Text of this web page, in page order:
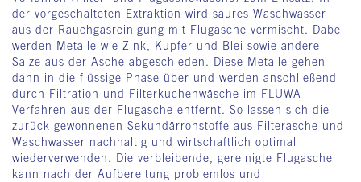
der vorgeschalteten Extraktion wird saures Waschwasser
aus der Rauchgasreinigung mit Flugasche vermischt. Dabei
werden Metalle wie Zink, Kupfer und Blei sowie andere
Salze aus der Asche abgeschieden. Diese Metalle gehen
dann in die flüssige Phase über und werden anschließend
durch Filtration und Filterkuchenwäsche im FLUWA-
Verfahren aus der Flugasche entfernt. So lassen sich die
zurück gewonnenen Sekundärrohstoffe aus Filterasche und
Waschwasser nachhaltig und wirtschaftlich optimal
wiederverwenden. Die verbleibende, gereinigte Flugasche
kann nach der Aufbereitung problemlos und